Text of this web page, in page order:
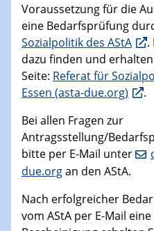
Voraussetzung für die
eine Bedarfsprüfung
Sozialpolitik des AStA
.
dazu finden und
Seite: Referat für
Essen (asta-due.org)
.
Bei allen Fragen zur
Antragsstellung/
bitte per E-Mail unter
due.organ den AStA.
Nach erfolgreicher
vom AStA per E-Mail